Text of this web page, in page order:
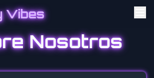
Vibes
Nosotros